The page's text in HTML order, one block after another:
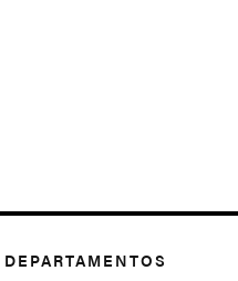
DEPARTAMENTOS